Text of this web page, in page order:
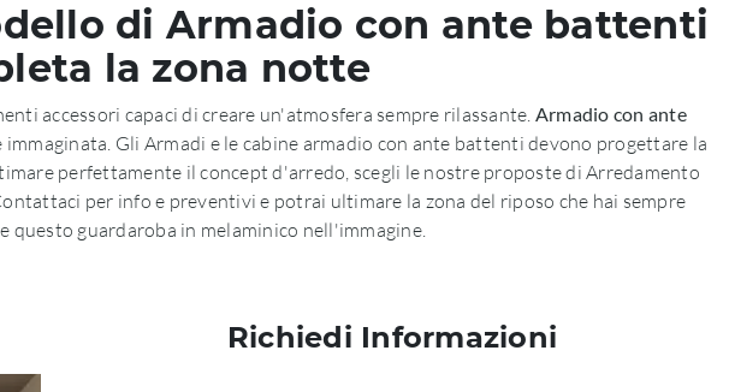
di Armadio con ante battenti
la zona notte
accessori capaci di creare un'atmosfera sempre rilassante. Armadio con ante
Gli Armadi e le cabine armadio con ante battenti devono progettare la
perfettamente il concept d'arredo, scegli le nostre proposte di Arredamento
per info e preventivi e potrai ultimare la zona del riposo che hai sempre
guardaroba in melaminico nell'immagine.
Richiedi Informazioni